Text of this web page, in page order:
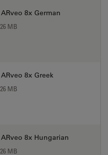
ARveo 8x German
MB
ARveo 8x Greek
MB
ARveo 8x Hungarian
MB